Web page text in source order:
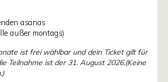
asanas
außer montags)
ist frei wählbar und dein Ticket gilt für
Teilnahme ist der 31. August 2026.(Keine